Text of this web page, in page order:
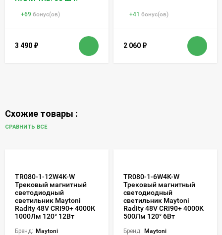
+69 бонус(ов)
3 490 ₽
+41 бонус(ов)
2 060 ₽
Схожие товары :
СРАВНИТЬ ВСЕ
TR080-1-12W4K-W
Трековый магнитный
светодиодный
светильник Maytoni
Radity 48V CRI90+ 4000К
1000Лм 120° 12Вт
Бренд: Maytoni
TR080-1-6W4K-W
Трековый магнитный
светодиодный
светильник Maytoni
Radity 48V CRI90+ 4000К
500Лм 120° 6Вт
Бренд: Maytoni